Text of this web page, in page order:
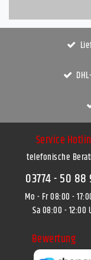
Service
telefonische
03774 - 50 88
Mo - Fr 08:00 -
Sa 08:00 - 12:00
Bewertung